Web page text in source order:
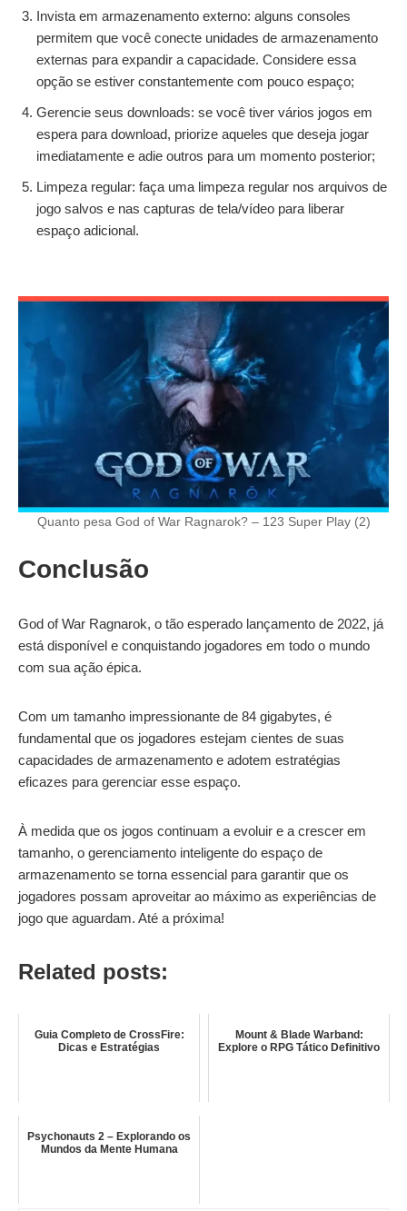
Invista em armazenamento externo: alguns consoles
permitem que você conecte unidades de armazenamento
externas para expandir a capacidade. Considere essa
opção se estiver constantemente com pouco espaço;
Gerencie seus downloads: se você tiver vários jogos em
espera para download, priorize aqueles que deseja jogar
imediatamente e adie outros para um momento posterior;
Limpeza regular: faça uma limpeza regular nos arquivos de
jogo salvos e nas capturas de tela/vídeo para liberar
espaço adicional.
Quanto pesa God of War Ragnarok? – 123 Super Play (2)
Conclusão
God of War Ragnarok, o tão esperado lançamento de 2022, já
está disponível e conquistando jogadores em todo o mundo
com sua ação épica.
Com um tamanho impressionante de 84 gigabytes, é
fundamental que os jogadores estejam cientes de suas
capacidades de armazenamento e adotem estratégias
eficazes para gerenciar esse espaço.
À medida que os jogos continuam a evoluir e a crescer em
tamanho, o gerenciamento inteligente do espaço de
armazenamento se torna essencial para garantir que os
jogadores possam aproveitar ao máximo as experiências de
jogo que aguardam. Até a próxima!
Related posts:
Guia Completo de CrossFire:
Dicas e Estratégias
Mount & Blade Warband:
Explore o RPG Tático Definitivo
Psychonauts 2 – Explorando os
Mundos da Mente Humana